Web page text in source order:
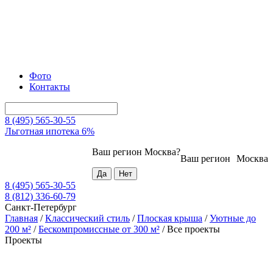
Фото
Контакты
8 (495) 565-30-55
Льготная ипотека 6%
Москва
Ваш регион
Ваш регион Москва?
8 (495) 565-30-55
8 (812) 336-60-79
Санкт-Петербург
Главная /Классический стиль /Плоская крыша /Уютные до
200 м² /Бескомпромиссные от 300 м² /Все проекты
Проекты